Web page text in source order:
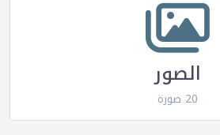
الصور
20 صورة